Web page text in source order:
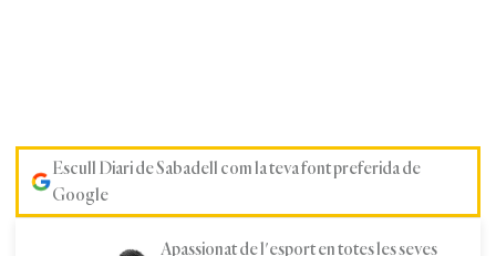
Escull Diari de Sabadell com la teva font preferida de
Google
Apassionat de l'esport en totes les seves